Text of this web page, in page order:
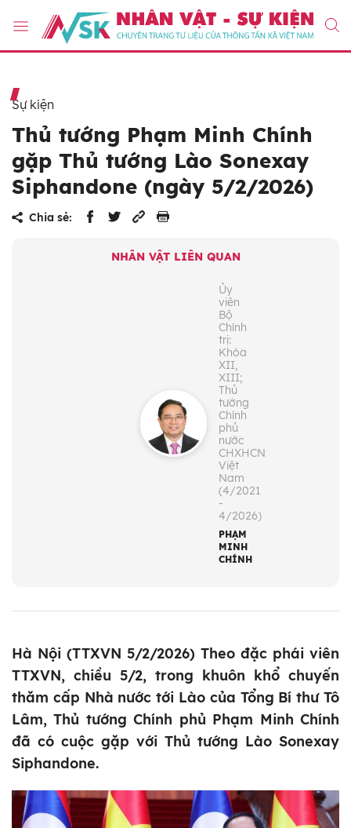
Sự kiện
Thủ tướng Phạm Minh Chính
gặp Thủ tướng Lào Sonexay
Siphandone (ngày 5/2/2026)
Chia sẻ:
NHÂN VẬT LIÊN QUAN
Ủy
viên
Bộ
Chính
trị:
Khóa
XII,
XIII;
Thủ
tướng
Chính
phủ
nước
CHXHCN
Việt
Nam
(4/2021
-
4/2026)
PHẠM
MINH
CHÍNH
Hà Nội (TTXVN 5/2/2026) Theo đặc phái viên
TTXVN, chiều 5/2, trong khuôn khổ chuyến
thăm cấp Nhà nước tới Lào của Tổng Bí thư Tô
Lâm, Thủ tướng Chính phủ Phạm Minh Chính
đã có cuộc gặp với Thủ tướng Lào Sonexay
Siphandone.